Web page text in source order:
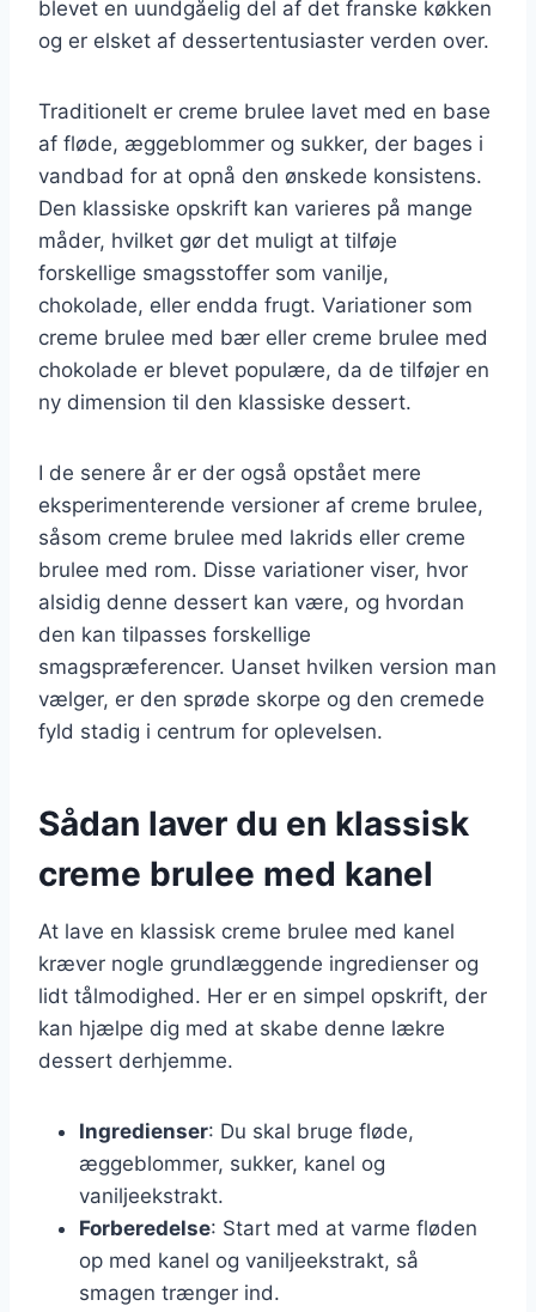
blevet en uundgåelig del af det franske køkken
og er elsket af dessertentusiaster verden over.
Traditionelt er creme brulee lavet med en base
af fløde, æggeblommer og sukker, der bages i
vandbad for at opnå den ønskede konsistens.
Den klassiske opskrift kan varieres på mange
måder, hvilket gør det muligt at tilføje
forskellige smagsstoffer som vanilje,
chokolade, eller endda frugt. Variationer som
creme brulee med bær eller creme brulee med
chokolade er blevet populære, da de tilføjer en
ny dimension til den klassiske dessert.
I de senere år er der også opstået mere
eksperimenterende versioner af creme brulee,
såsom creme brulee med lakrids eller creme
brulee med rom. Disse variationer viser, hvor
alsidig denne dessert kan være, og hvordan
den kan tilpasses forskellige
smagspræferencer. Uanset hvilken version man
vælger, er den sprøde skorpe og den cremede
fyld stadig i centrum for oplevelsen.
Sådan laver du en klassisk
creme brulee med kanel
At lave en klassisk creme brulee med kanel
kræver nogle grundlæggende ingredienser og
lidt tålmodighed. Her er en simpel opskrift, der
kan hjælpe dig med at skabe denne lækre
dessert derhjemme.
Ingredienser: Du skal bruge fløde,
æggeblommer, sukker, kanel og
vaniljeekstrakt.
Forberedelse: Start med at varme fløden
op med kanel og vaniljeekstrakt, så
smagen trænger ind.